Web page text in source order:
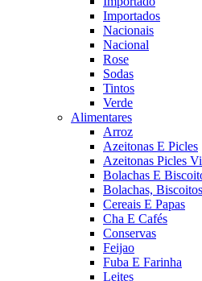
Importados
Nacionais
Nacional
Rose
Sodas
Tintos
Verde
Alimentares
Arroz
Azeitonas E Picles
Azeitonas Picles
Bolachas E
Bolachas,
Cereais E Papas
Cha E Cafés
Conservas
Feijao
Fuba E Farinha
Leites